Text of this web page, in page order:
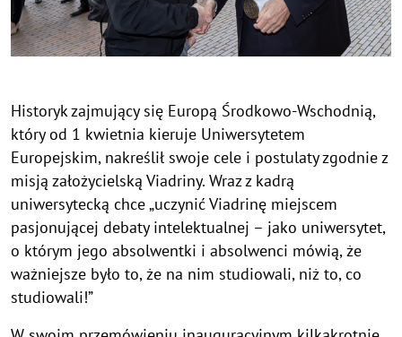
Historyk zajmujący się Europą Środkowo-Wschodnią,
który od 1 kwietnia kieruje Uniwersytetem
Europejskim, nakreślił swoje cele i postulaty zgodnie z
misją założycielską Viadriny. Wraz z kadrą
uniwersytecką chce „uczynić Viadrinę miejscem
pasjonującej debaty intelektualnej – jako uniwersytet,
o którym jego absolwentki i absolwenci mówią, że
ważniejsze było to, że na nim studiowali, niż to, co
studiowali!”